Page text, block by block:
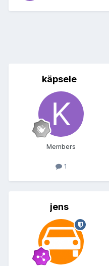
käpsele
Members
1
jens